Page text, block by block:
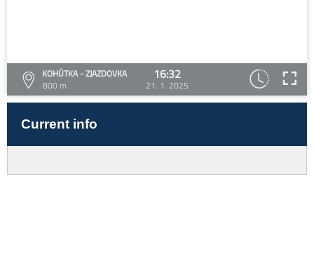
KOHÚTKA - ZJAZDOVKA
800 m
16:32
21. 1. 2025
Current info